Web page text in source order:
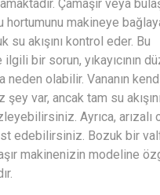
Çamaşır veya
makineye
su akışını kontrol eder. Bu
bir sorun, yıkayıcının
neden olabilir. Vananın
var, ancak tam su akışını
Ayrıca, arızalı
edebilirsiniz. Bozuk bir
makinenizin modeline